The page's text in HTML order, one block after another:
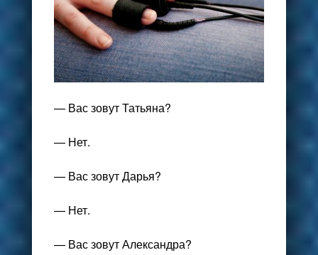
— Вас зовут Татьяна?
— Нет.
— Вас зовут Дарья?
— Нет.
— Вас зовут Александра?